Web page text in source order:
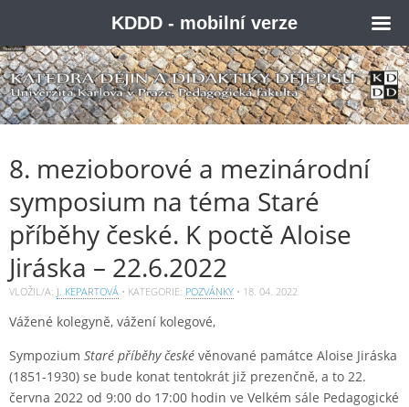
8. mezioborové a mezinárodní
symposium na téma Staré
příběhy české. K poctě Aloise
Jiráska – 22.6.2022
VLOŽIL/A: J. KEPARTOVÁ • KATEGORIE: POZVÁNKY • 18. 04. 2022
Vážené kolegyně, vážení kolegové,
Sympozium Staré příběhy české věnované památce Aloise Jiráska
(1851-1930) se bude konat tentokrát již prezenčně, a to 22.
června 2022 od 9:00 do 17:00 hodin ve Velkém sále Pedagogické
KDDD - mobilní verze